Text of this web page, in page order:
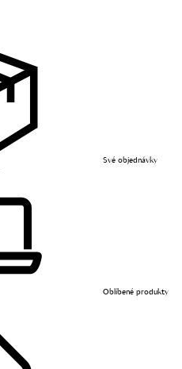
Své objednávky
Oblíbené produkty